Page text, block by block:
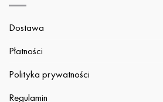
Dostawa
Płatności
Polityka prywatności
Regulamin